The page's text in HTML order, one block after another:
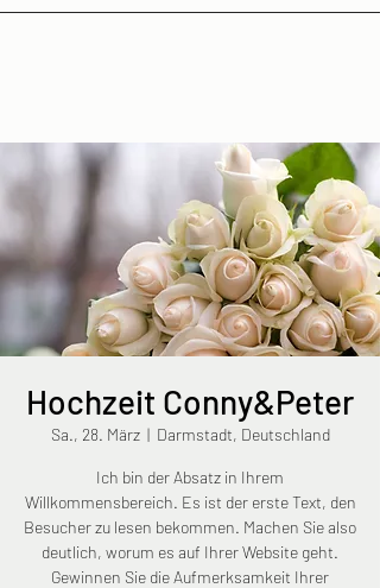
Hochzeit Conny&Peter
Sa., 28. März
  |
Darmstadt, Deutschland
Ich bin der Absatz in Ihrem
Willkommensbereich. Es ist der erste Text, den
Besucher zu lesen bekommen. Machen Sie also
deutlich, worum es auf Ihrer Website geht.
Gewinnen Sie die Aufmerksamkeit Ihrer